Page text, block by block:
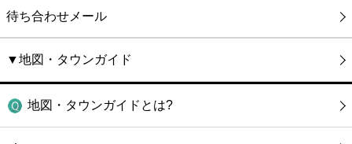
待ち合わせメール
▼地図・タウンガイド
地図・タウンガイドとは?